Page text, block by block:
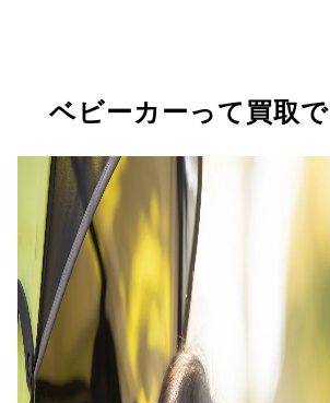
ベビーカーって買取